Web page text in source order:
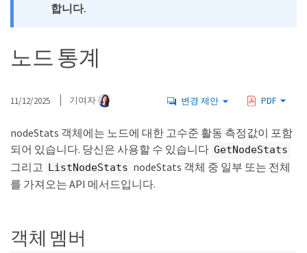
합니다.
노드 통계
11/12/2025 기여자 변경 제안 PDF
nodeStats 객체에는 노드에 대한 고수준 활동 측정값이 포함
되어 있습니다. 당신은 사용할 수 있습니다 GetNodeStats
그리고 ListNodeStats nodeStats 객체 중 일부 또는 전체
를 가져오는 API 메서드입니다.
객체 멤버